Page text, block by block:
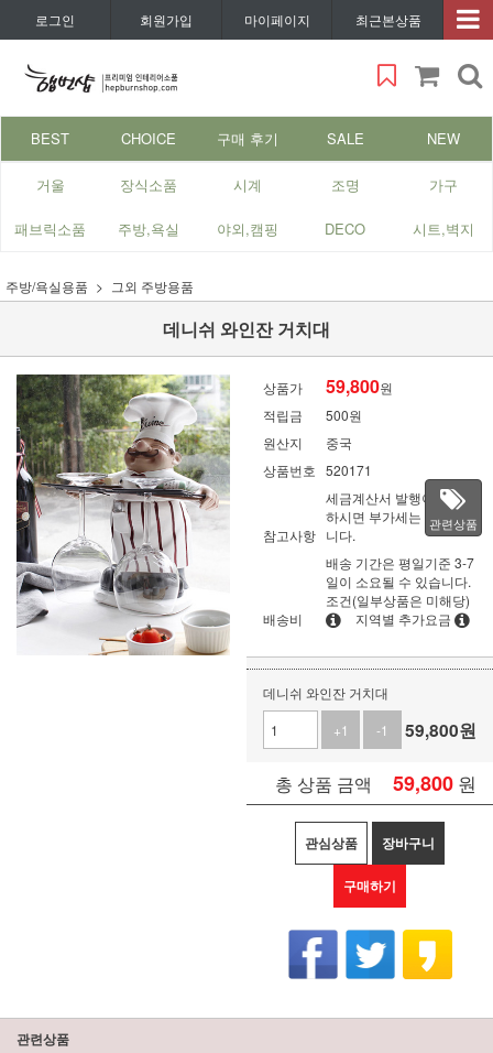
로그인 회원가입 마이페이지 최근본상품
BEST CHOICE 구매 후기 SALE NEW
거울 장식소품 시계 조명 가구
패브릭소품 주방,욕실 야외,캠핑 DECO 시트,벽지
주방/욕실용품 그외 주방용품
데니쉬 와인잔 거치대
상품가 59,800원
적립금
500원
원산지
중국
상품번호 520171
참고사항
세금계산서 발행이 필요
하시면 부가세는 별도입
니다.
배송비
배송 기간은 평일기준 3-7
일이 소요될 수 있습니다.
조건(일부상품은 미해당)
지역별 추가요금
관련상품
데니쉬 와인잔 거치대
+1
-1 59,800원
총 상품 금액 59,800 원
관심상품 장바구니
구매하기
관련상품